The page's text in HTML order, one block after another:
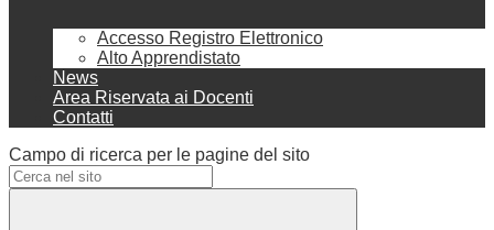
Accesso Registro Elettronico
Alto Apprendistato
News
Area Riservata ai Docenti
Contatti
Campo di ricerca per le pagine del sito